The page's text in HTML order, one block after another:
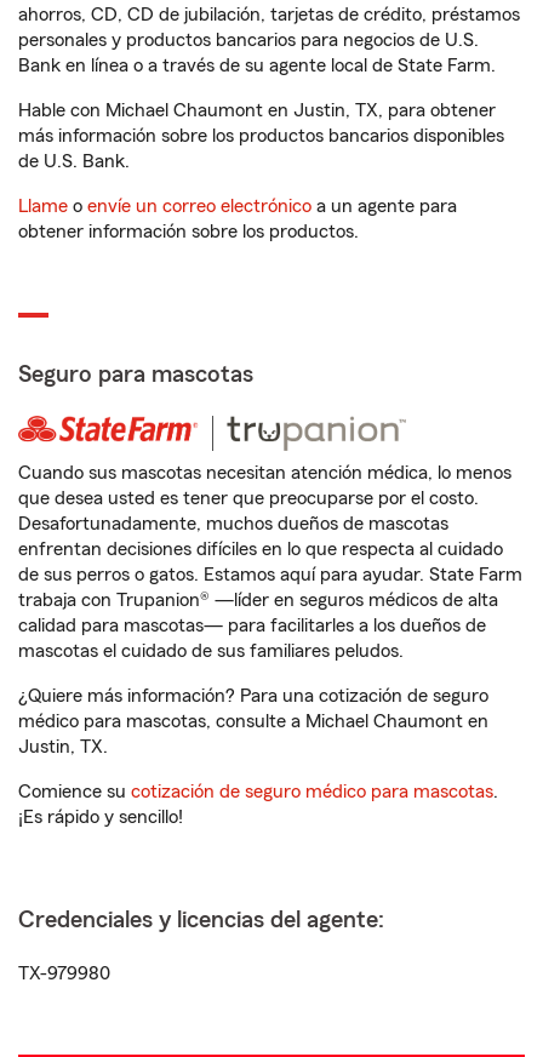
ahorros, CD, CD de jubilación, tarjetas de crédito, préstamos
personales y productos bancarios para negocios de U.S.
Bank en línea o a través de su agente local de State Farm.
Hable con Michael Chaumont en Justin, TX, para obtener
más información sobre los productos bancarios disponibles
de U.S. Bank.
Llame o envíe un correo electrónico a un agente para
obtener información sobre los productos.
Seguro para mascotas
Cuando sus mascotas necesitan atención médica, lo menos
que desea usted es tener que preocuparse por el costo.
Desafortunadamente, muchos dueños de mascotas
enfrentan decisiones difíciles en lo que respecta al cuidado
de sus perros o gatos. Estamos aquí para ayudar. State Farm
trabaja con Trupanion® —líder en seguros médicos de alta
calidad para mascotas— para facilitarles a los dueños de
mascotas el cuidado de sus familiares peludos.
¿Quiere más información? Para una cotización de seguro
médico para mascotas, consulte a Michael Chaumont en
Justin, TX.
Comience su cotización de seguro médico para mascotas.
¡Es rápido y sencillo!
Credenciales y licencias del agente:
TX-979980